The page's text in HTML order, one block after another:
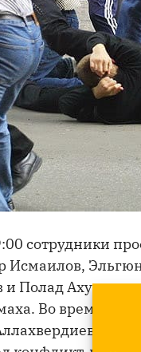
сотрудники
Исмаилов,
и Полад
Во время
а